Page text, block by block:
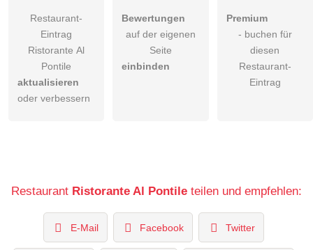
Restaurant-
Eintrag
Ristorante Al
Pontile
aktualisieren
oder verbessern
Bewertungen
auf der eigenen
Seite
einbinden
Premium
- buchen für
diesen
Restaurant-
Eintrag
Restaurant Ristorante Al Pontile teilen und empfehlen:
E-Mail Facebook Twitter